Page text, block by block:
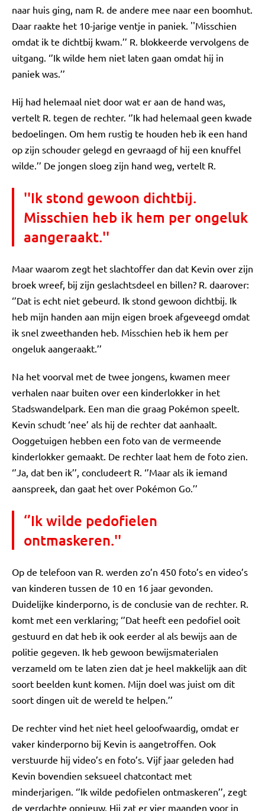
naar huis ging, nam R. de andere mee naar een boomhut.
Daar raakte het 10-jarige ventje in paniek. ''Misschien
omdat ik te dichtbij kwam.’’ R. blokkeerde vervolgens de
uitgang. ‘’Ik wilde hem niet laten gaan omdat hij in
paniek was.’’
Hij had helemaal niet door wat er aan de hand was,
vertelt R. tegen de rechter. ‘’Ik had helemaal geen kwade
bedoelingen. Om hem rustig te houden heb ik een hand
op zijn schouder gelegd en gevraagd of hij een knuffel
wilde.’’ De jongen sloeg zijn hand weg, vertelt R.
''Ik stond gewoon dichtbij.
Misschien heb ik hem per ongeluk
aangeraakt.''
Maar waarom zegt het slachtoffer dan dat Kevin over zijn
broek wreef, bij zijn geslachtsdeel en billen? R. daarover:
‘’Dat is echt niet gebeurd. Ik stond gewoon dichtbij. Ik
heb mijn handen aan mijn eigen broek afgeveegd omdat
ik snel zweethanden heb. Misschien heb ik hem per
ongeluk aangeraakt.’’
Na het voorval met de twee jongens, kwamen meer
verhalen naar buiten over een kinderlokker in het
Stadswandelpark. Een man die graag Pokémon speelt.
Kevin schudt ‘nee’ als hij de rechter dat aanhaalt.
Ooggetuigen hebben een foto van de vermeende
kinderlokker gemaakt. De rechter laat hem de foto zien.
‘’Ja, dat ben ik’’, concludeert R. ‘’Maar als ik iemand
aanspreek, dan gaat het over Pokémon Go.’’
‘’Ik wilde pedofielen
ontmaskeren.''
Op de telefoon van R. werden zo’n 450 foto’s en video’s
van kinderen tussen de 10 en 16 jaar gevonden.
Duidelijke kinderporno, is de conclusie van de rechter. R.
komt met een verklaring; ‘’Dat heeft een pedofiel ooit
gestuurd en dat heb ik ook eerder al als bewijs aan de
politie gegeven. Ik heb gewoon bewijsmaterialen
verzameld om te laten zien dat je heel makkelijk aan dit
soort beelden kunt komen. Mijn doel was juist om dit
soort dingen uit de wereld te helpen.’’
De rechter vind het niet heel geloofwaardig, omdat er
vaker kinderporno bij Kevin is aangetroffen. Ook
verstuurde hij video’s en foto’s. Vijf jaar geleden had
Kevin bovendien seksueel chatcontact met
minderjarigen. ‘’Ik wilde pedofielen ontmaskeren’’, zegt
de verdachte opnieuw. Hij zat er vier maanden voor in